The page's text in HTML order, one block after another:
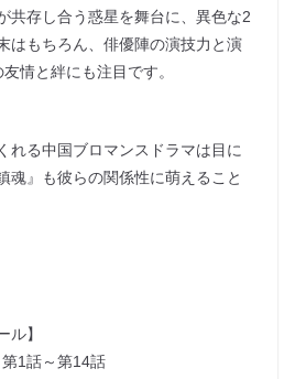
共存し合う惑星を舞台に、異色な2
はもちろん、俳優陣の演技力と演
情と絆にも注目です。
れる中国ブロマンスドラマは目に
魂』も彼らの関係性に萌えること
ル】
1話～第14話